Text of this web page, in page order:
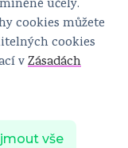
účely.
cookies můžete
cookies
vZásadách
vše